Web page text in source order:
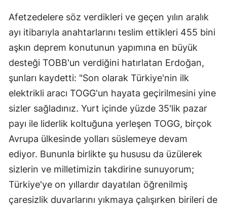
Afetzedelere söz verdikleri ve geçen yılın aralık
ayı itibarıyla anahtarlarını teslim ettikleri 455 bini
aşkın deprem konutunun yapımına en büyük
desteği TOBB'un verdiğini hatırlatan Erdoğan,
şunları kaydetti: "Son olarak Türkiye'nin ilk
elektrikli aracı TOGG'un hayata geçirilmesini yine
sizler sağladınız. Yurt içinde yüzde 35'lik pazar
payı ile liderlik koltuğuna yerleşen TOGG, birçok
Avrupa ülkesinde yolları süslemeye devam
ediyor. Bununla birlikte şu hususu da üzülerek
sizlerin ve milletimizin takdirine sunuyorum;
Türkiye'ye on yıllardır dayatılan öğrenilmiş
çaresizlik duvarlarını yıkmaya çalışırken birileri de